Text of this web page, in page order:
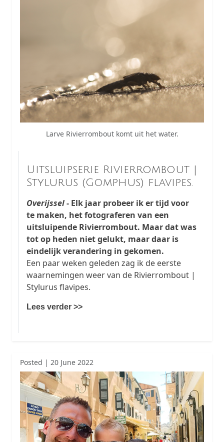
Larve Rivierrombout komt uit het water.
Uitsluipserie Rivierrombout |
Stylurus (Gomphus) flavipes.
Overijssel- Elk jaar probeer ik er tijd voor
te maken, het fotograferen van een
uitsluipende Rivierrombout. Maar dat was
tot op heden niet gelukt, maar daar is
eindelijk verandering in gekomen.
Een paar weken geleden zag ik de eerste
waarnemingen weer van de Rivierrombout |
Stylurus flavipes.
Lees verder >>
Posted | 20 June 2022